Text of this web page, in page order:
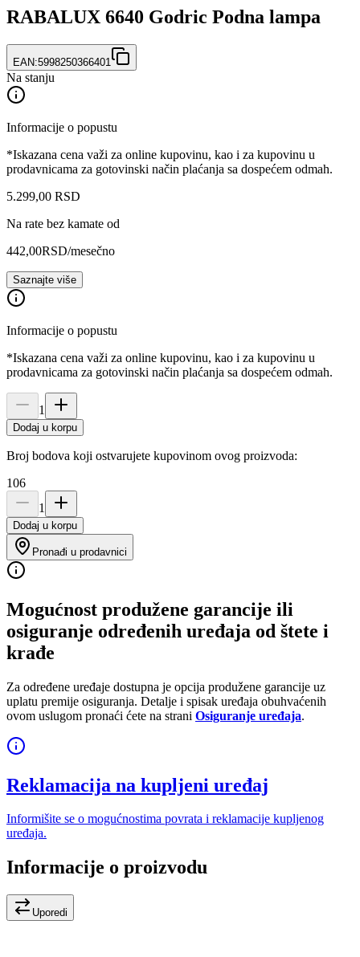
RABALUX 6640 Godric Podna lampa
EAN:5998250366401
Na stanju
Informacije o popustu
*Iskazana cena važi za online kupovinu, kao i za kupovinu u
prodavnicama za gotovinski način plaćanja sa dospećem odmah.
5.299,00 RSD
Na rate bez kamate od
442,00RSD/mesečno
Saznajte više
Informacije o popustu
*Iskazana cena važi za online kupovinu, kao i za kupovinu u
prodavnicama za gotovinski način plaćanja sa dospećem odmah.
1
Dodaj u korpu
Broj bodova koji ostvarujete kupovinom ovog proizvoda:
106
1
Dodaj u korpu
Pronađi u prodavnici
Mogućnost produžene garancije ili
osiguranje određenih uređaja od štete i
krađe
Za određene uređaje dostupna je opcija produžene garancije uz
uplatu premije osiguranja. Detalje i spisak uređaja obuhvaćenih
ovom uslugom pronaći ćete na strani Osiguranje uređaja.
Reklamacija na kupljeni uređaj
Informišite se o mogućnostima povrata i reklamacije kupljenog
uređaja.
Informacije o proizvodu
Uporedi